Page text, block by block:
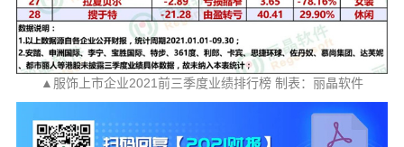
▲服饰上市企业2021前三季度业绩排行榜 制表：丽晶软件